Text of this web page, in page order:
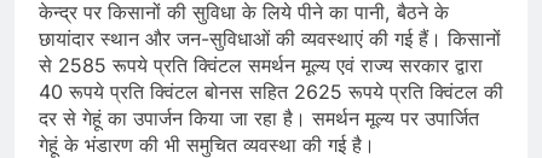
केन्द्र पर किसानों की सुविधा के लिये पीने का पानी, बैठने के
छायांदार स्थान और जन-सुविधाओं की व्यवस्थाएं की गई हैं। किसानों
से 2585 रूपये प्रति क्विंटल समर्थन मूल्य एवं राज्य सरकार द्वारा
40 रूपये प्रति क्विंटल बोनस सहित 2625 रूपये प्रति क्विंटल की
दर से गेहूं का उपार्जन किया जा रहा है। समर्थन मूल्य पर उपार्जित
गेहूं के भंडारण की भी समुचित व्यवस्था की गई है।